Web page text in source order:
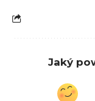
Jaký